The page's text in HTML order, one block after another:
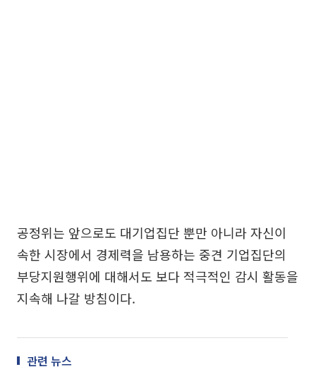
공정위는 앞으로도 대기업집단 뿐만 아니라 자신이
속한 시장에서 경제력을 남용하는 중견 기업집단의
부당지원행위에 대해서도 보다 적극적인 감시 활동을
지속해 나갈 방침이다.
관련 뉴스